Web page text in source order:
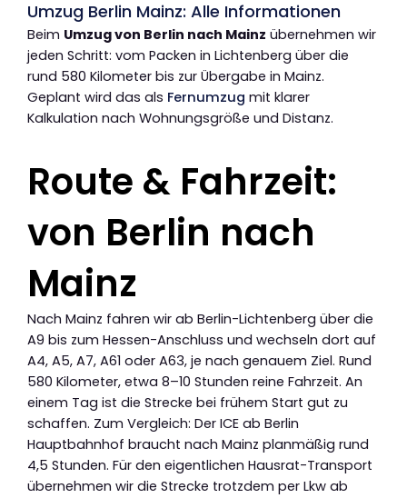
Umzug Berlin Mainz: Alle Informationen
Beim Umzug von Berlin nach Mainz übernehmen wir
jeden Schritt: vom Packen in Lichtenberg über die
rund 580 Kilometer bis zur Übergabe in Mainz.
Geplant wird das als Fernumzug mit klarer
Kalkulation nach Wohnungsgröße und Distanz.
Route & Fahrzeit:
von Berlin nach
Mainz
Nach Mainz fahren wir ab Berlin-Lichtenberg über die
A9 bis zum Hessen-Anschluss und wechseln dort auf
A4, A5, A7, A61 oder A63, je nach genauem Ziel. Rund
580 Kilometer, etwa 8–10 Stunden reine Fahrzeit. An
einem Tag ist die Strecke bei frühem Start gut zu
schaffen. Zum Vergleich: Der ICE ab Berlin
Hauptbahnhof braucht nach Mainz planmäßig rund
4,5 Stunden. Für den eigentlichen Hausrat-Transport
übernehmen wir die Strecke trotzdem per Lkw ab